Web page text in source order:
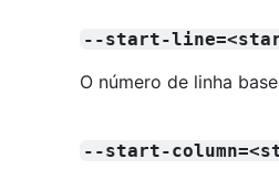
--start-
O número de linha
--start-